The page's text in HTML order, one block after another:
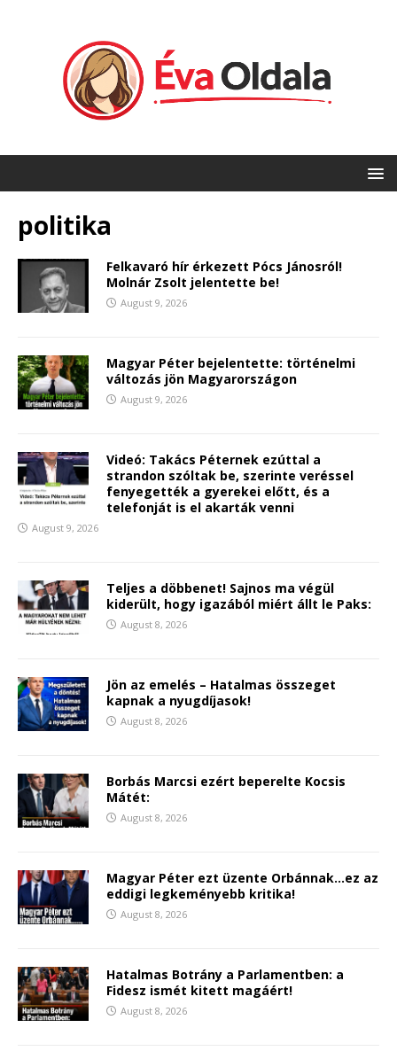
politika
Felkavaró hír érkezett Pócs Jánosról!
Molnár Zsolt jelentette be!
August 9, 2026
Magyar Péter bejelentette: történelmi
változás jön Magyarországon
August 9, 2026
Videó: Takács Péternek ezúttal a
strandon szóltak be, szerinte veréssel
fenyegették a gyerekei előtt, és a
telefonját is el akarták venni
August 9, 2026
Teljes a döbbenet! Sajnos ma végül
kiderült, hogy igazából miért állt le Paks:
August 8, 2026
Jön az emelés – Hatalmas összeget
kapnak a nyugdíjasok!
August 8, 2026
Borbás Marcsi ezért beperelte Kocsis
Mátét:
August 8, 2026
Magyar Péter ezt üzente Orbánnak…ez az
eddigi legkeményebb kritika!
August 8, 2026
Hatalmas Botrány a Parlamentben: a
Fidesz ismét kitett magáért!
August 8, 2026